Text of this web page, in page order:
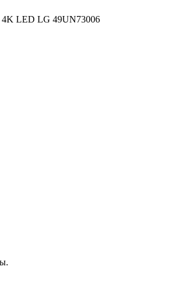
4K LED LG 49UN73006